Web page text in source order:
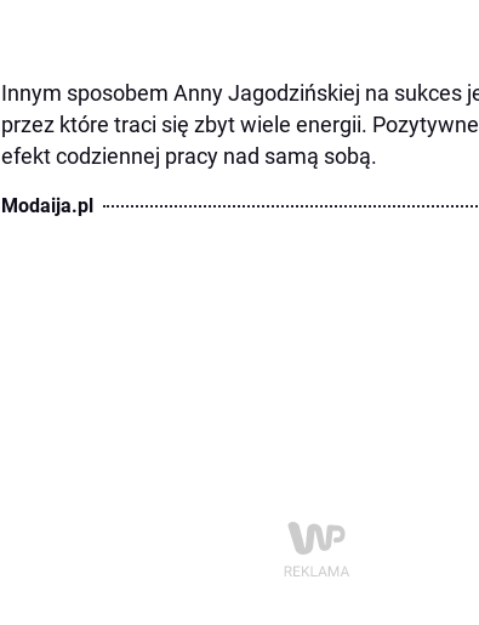
Innym sposobem Anny Jagodzińskiej na sukces
przez które traci się zbyt wiele energii.
efekt codziennej pracy nad samą sobą.
Modaija.pl